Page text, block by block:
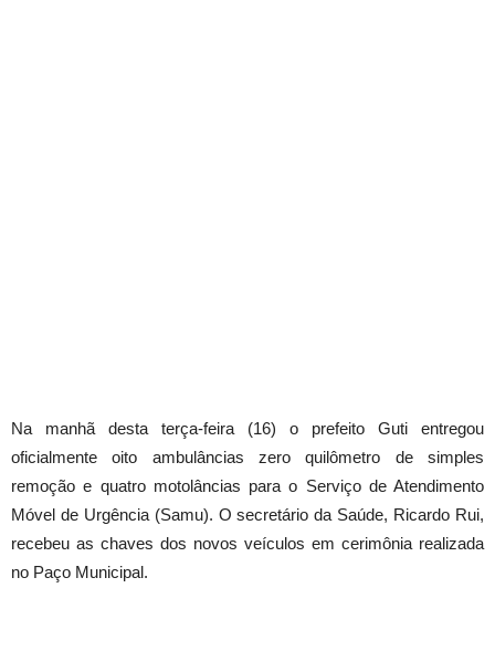
Na manhã desta terça-feira (16) o prefeito Guti entregou
oficialmente oito ambulâncias zero quilômetro de simples
remoção e quatro motolâncias para o Serviço de Atendimento
Móvel de Urgência (Samu). O secretário da Saúde, Ricardo Rui,
recebeu as chaves dos novos veículos em cerimônia realizada
no Paço Municipal.